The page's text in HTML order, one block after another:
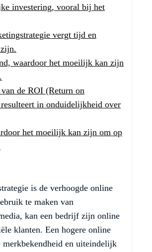
investering, vooral bij het
vergt tijd en
waardoor het moeilijk kan zijn
de ROI (Return on
in onduidelijkheid over
het moeilijk kan zijn om op
is de verhoogde online
te maken van
kan een bedrijf zijn online
klanten. Een hogere online
merkbekendheid en uiteindelijk